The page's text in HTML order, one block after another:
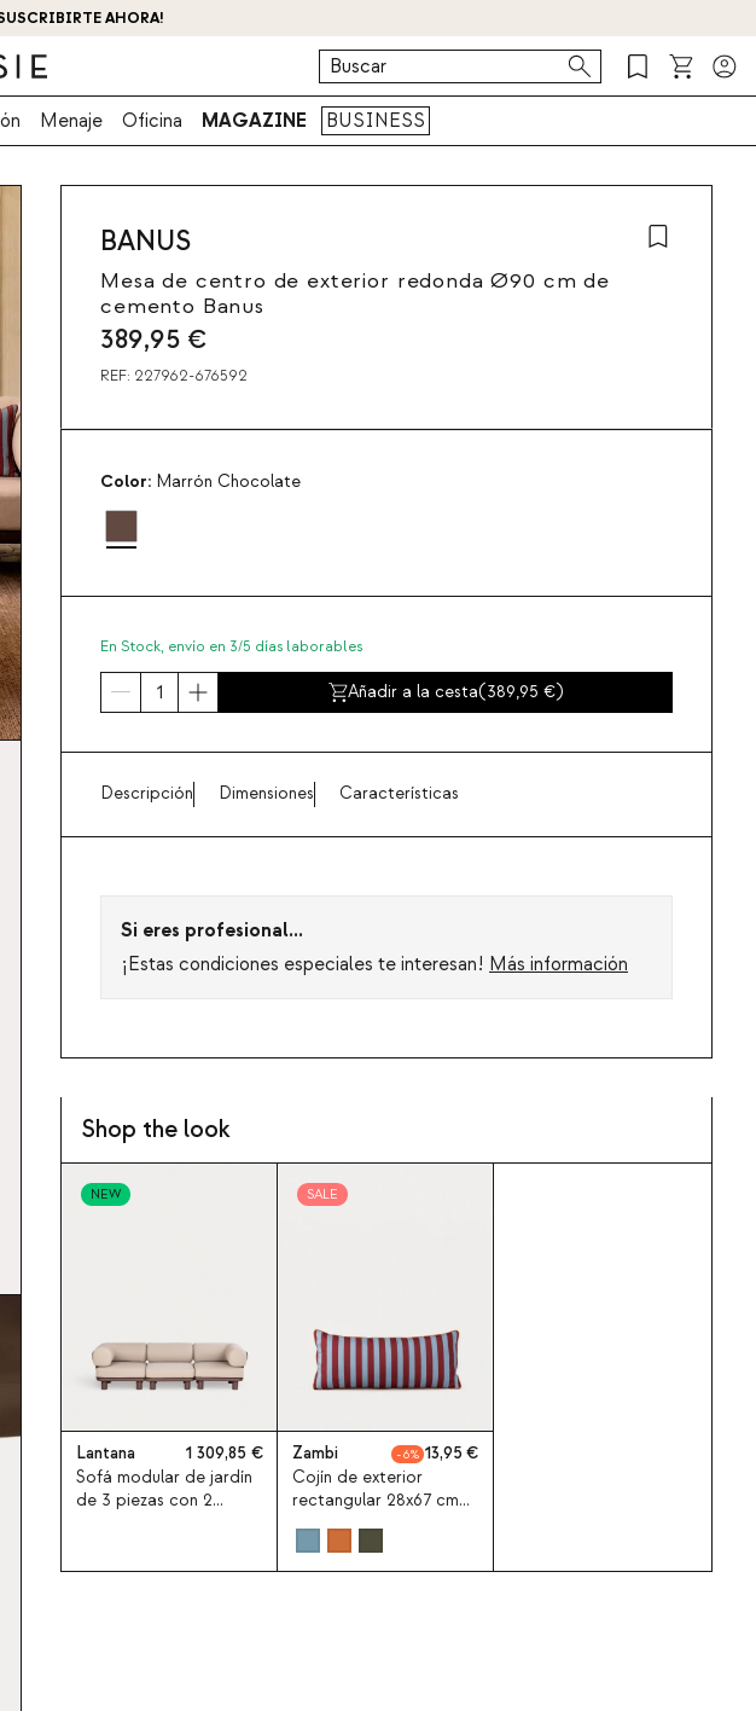
AHORA!
Menaje Oficina MAGAZINE BUSINESS
BANUS
Mesa de centro de exterior redonda Ø90 cm de
cemento Banus
389,95 €
REF: 227962-676592
Color: Marrón Chocolate
En Stock, envío en 3/5 días laborables
Añadir a la cesta(389,95 )
Descripción Dimensiones Características
Si eres profesional...
¡Estas condiciones especiales te interesan! Más información
Shop the look
NEW
Lantana
1 309,85
Sofá modular de jardín
de 3 piezas con 2
aluminio y tela Lantana
SALE
Zambi 6
13,95
Cojín de exterior
rectangular 28x67 cm
de tela Zambi